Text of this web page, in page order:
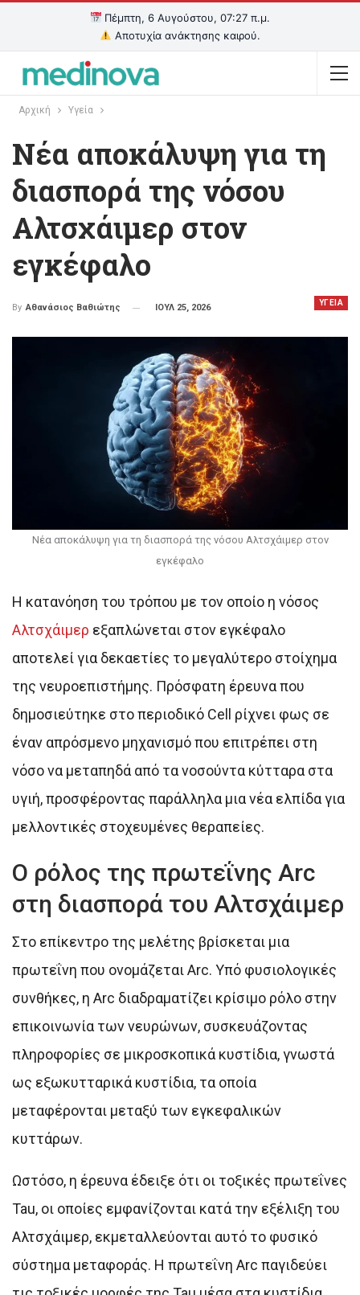
Πέμπτη, 6 Αυγούστου, 07:27 π.μ.
Αποτυχία ανάκτησης καιρού.
Αρχική Υγεία
Νέα αποκάλυψη για τη
διασπορά της νόσου
Αλτσχάιμερ στον
εγκέφαλο
ΥΓΕΙΑ
By Αθανάσιος Βαθιώτης ΙΟΥΛ 25, 2026
Νέα αποκάλυψη για τη διασπορά της νόσου Αλτσχάιμερ στον
εγκέφαλο
Η κατανόηση του τρόπου με τον οποίο η νόσος
Αλτσχάιμερ εξαπλώνεται στον εγκέφαλο
αποτελεί για δεκαετίες το μεγαλύτερο στοίχημα
της νευροεπιστήμης. Πρόσφατη έρευνα που
δημοσιεύτηκε στο περιοδικό Cell ρίχνει φως σε
έναν απρόσμενο μηχανισμό που επιτρέπει στη
νόσο να μεταπηδά από τα νοσούντα κύτταρα στα
υγιή, προσφέροντας παράλληλα μια νέα ελπίδα για
μελλοντικές στοχευμένες θεραπείες.
Ο ρόλος της πρωτεΐνης Arc
στη διασπορά του Αλτσχάιμερ
Στο επίκεντρο της μελέτης βρίσκεται μια
πρωτεΐνη που ονομάζεται Arc. Υπό φυσιολογικές
συνθήκες, η Arc διαδραματίζει κρίσιμο ρόλο στην
επικοινωνία των νευρώνων, συσκευάζοντας
πληροφορίες σε μικροσκοπικά κυστίδια, γνωστά
ως εξωκυτταρικά κυστίδια, τα οποία
μεταφέρονται μεταξύ των εγκεφαλικών
κυττάρων.
Ωστόσο, η έρευνα έδειξε ότι οι τοξικές πρωτεΐνες
Tau, οι οποίες εμφανίζονται κατά την εξέλιξη του
Αλτσχάιμερ, εκμεταλλεύονται αυτό το φυσικό
σύστημα μεταφοράς. Η πρωτεΐνη Arc παγιδεύει